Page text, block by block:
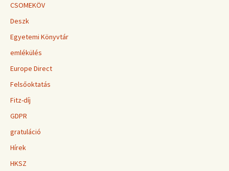
CSOMEKÖV
Deszk
Egyetemi Könyvtár
emlékülés
Europe Direct
Felsőoktatás
Fitz-díj
GDPR
gratuláció
Hírek
HKSZ